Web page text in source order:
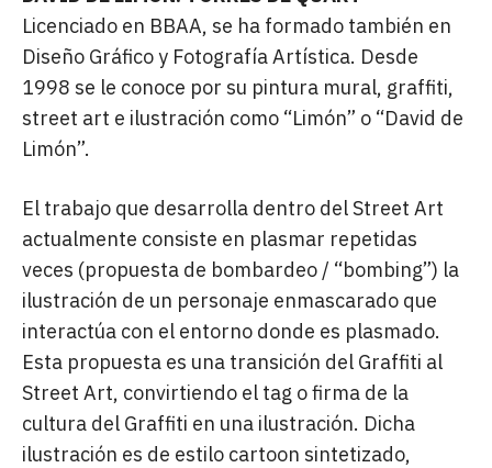
Licenciado en BBAA, se ha formado también en
Diseño Gráfico y Fotografía Artística. Desde
1998 se le conoce por su pintura mural, graffiti,
street art e ilustración como “Limón” o “David de
Limón”.
El trabajo que desarrolla dentro del Street Art
actualmente consiste en plasmar repetidas
veces (propuesta de bombardeo / “bombing”) la
ilustración de un personaje enmascarado que
interactúa con el entorno donde es plasmado.
Esta propuesta es una transición del Graffiti al
Street Art, convirtiendo el tag o firma de la
cultura del Graffiti en una ilustración. Dicha
ilustración es de estilo cartoon sintetizado,